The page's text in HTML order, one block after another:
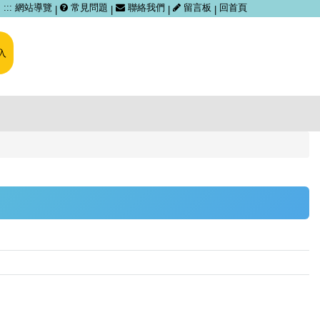
跳
主
要
內
區
::: 網站導覽 常見問題 聯絡我們 留言板 回首頁